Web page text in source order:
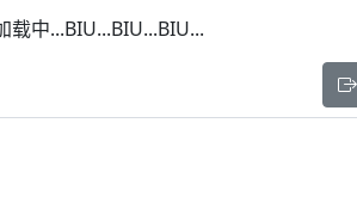
载中...BIU...BIU...BIU...